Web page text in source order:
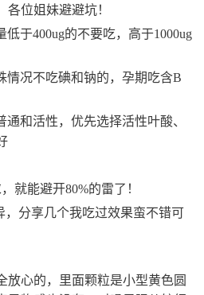
位姐妹避避坑！
于400ug的不要吃，高于1000ug
况不吃碘和钠的，孕期吃含B
和活性，优先选择活性叶酸、
就能避开80%的雷了！
，分享几个我吃过效果蛮不错可
放心的，里面颗粒是小型黄色圆